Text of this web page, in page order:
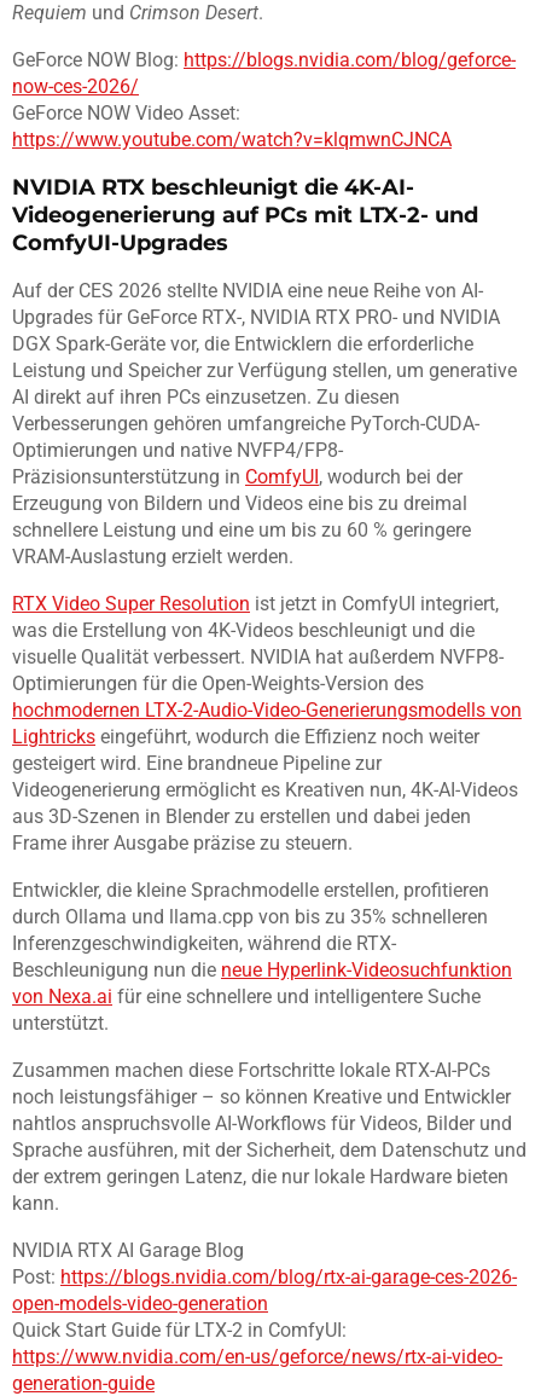
Requiem und Crimson Desert.
GeForce NOW Blog: https://blogs.nvidia.com/blog/geforce-
now-ces-2026/
GeForce NOW Video Asset:
https://www.youtube.com/watch?v=klqmwnCJNCA
NVIDIA RTX beschleunigt die 4K-AI-
Videogenerierung auf PCs mit LTX-2- und
ComfyUI-Upgrades
Auf der CES 2026 stellte NVIDIA eine neue Reihe von AI-
Upgrades für GeForce RTX-, NVIDIA RTX PRO- und NVIDIA
DGX Spark-Geräte vor, die Entwicklern die erforderliche
Leistung und Speicher zur Verfügung stellen, um generative
AI direkt auf ihren PCs einzusetzen. Zu diesen
Verbesserungen gehören umfangreiche PyTorch-CUDA-
Optimierungen und native NVFP4/FP8-
Präzisionsunterstützung in ComfyUI , wodurch bei der
Erzeugung von Bildern und Videos eine bis zu dreimal
schnellere Leistung und eine um bis zu 60 % geringere
VRAM-Auslastung erzielt werden.
RTX Video Super Resolution ist jetzt in ComfyUI integriert,
was die Erstellung von 4K-Videos beschleunigt und die
visuelle Qualität verbessert. NVIDIA hat außerdem NVFP8-
Optimierungen für die Open-Weights-Version des
hochmodernen LTX-2-Audio-Video-Generierungsmodells von
Lightricks eingeführt, wodurch die Effizienz noch weiter
gesteigert wird. Eine brandneue Pipeline zur
Videogenerierung ermöglicht es Kreativen nun, 4K-AI-Videos
aus 3D-Szenen in Blender zu erstellen und dabei jeden
Frame ihrer Ausgabe präzise zu steuern.
Entwickler, die kleine Sprachmodelle erstellen, profitieren
durch Ollama und llama.cpp von bis zu 35% schnelleren
Inferenzgeschwindigkeiten, während die RTX-
Beschleunigung nun die neue Hyperlink-Videosuchfunktion
von Nexa.ai für eine schnellere und intelligentere Suche
unterstützt.
Zusammen machen diese Fortschritte lokale RTX-AI-PCs
noch leistungsfähiger – so können Kreative und Entwickler
nahtlos anspruchsvolle AI-Workflows für Videos, Bilder und
Sprache ausführen, mit der Sicherheit, dem Datenschutz und
der extrem geringen Latenz, die nur lokale Hardware bieten
kann.
NVIDIA RTX AI Garage Blog
Post: https://blogs.nvidia.com/blog/rtx-ai-garage-ces-2026-
open-models-video-generation
Quick Start Guide für LTX-2 in ComfyUI:
https://www.nvidia.com/en-us/geforce/news/rtx-ai-video-
generation-guide